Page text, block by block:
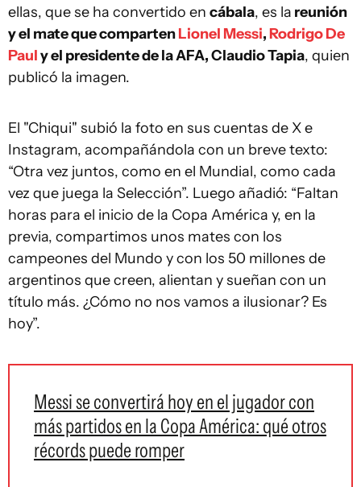
ellas, que se ha convertido en cábala, es la reunión
y el mate que compartenLionel Messi,Rodrigo De
Pauly el presidente de la AFA, Claudio Tapia, quien
publicó la imagen.
El "Chiqui" subió la foto en sus cuentas de X e
Instagram, acompañándola con un breve texto:
“Otra vez juntos, como en el Mundial, como cada
vez que juega la Selección”. Luego añadió: “Faltan
horas para el inicio de la Copa América y, en la
previa, compartimos unos mates con los
campeones del Mundo y con los 50 millones de
argentinos que creen, alientan y sueñan con un
título más. ¿Cómo no nos vamos a ilusionar? Es
hoy”.
Messi se convertirá hoy en el jugador con
más partidos en la Copa América: qué otros
récords puede romper